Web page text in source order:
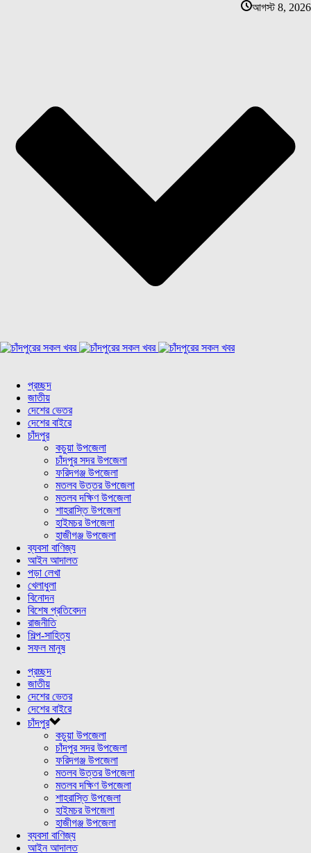
আগস্ট 8, 2026
প্রচ্ছদ
জাতীয়
দেশের ভেতর
দেশের বাইরে
চাঁদপুর
কচুয়া উপজেলা
চাঁদপুর সদর উপজেলা
ফরিদগঞ্জ উপজেলা
মতলব উত্তর উপজেলা
মতলব দক্ষিণ উপজেলা
শাহরাস্তি উপজেলা
হাইমচর উপজেলা
হাজীগঞ্জ উপজেলা
ব্যবসা বাণিজ্য
আইন আদালত
পড়া লেখা
খেলাধুলা
বিনোদন
বিশেষ প্রতিবেদন
রাজনীতি
শিল্প-সাহিত্য
সফল মানুষ
প্রচ্ছদ
জাতীয়
দেশের ভেতর
দেশের বাইরে
চাঁদপুর
কচুয়া উপজেলা
চাঁদপুর সদর উপজেলা
ফরিদগঞ্জ উপজেলা
মতলব উত্তর উপজেলা
মতলব দক্ষিণ উপজেলা
শাহরাস্তি উপজেলা
হাইমচর উপজেলা
হাজীগঞ্জ উপজেলা
ব্যবসা বাণিজ্য
আইন আদালত